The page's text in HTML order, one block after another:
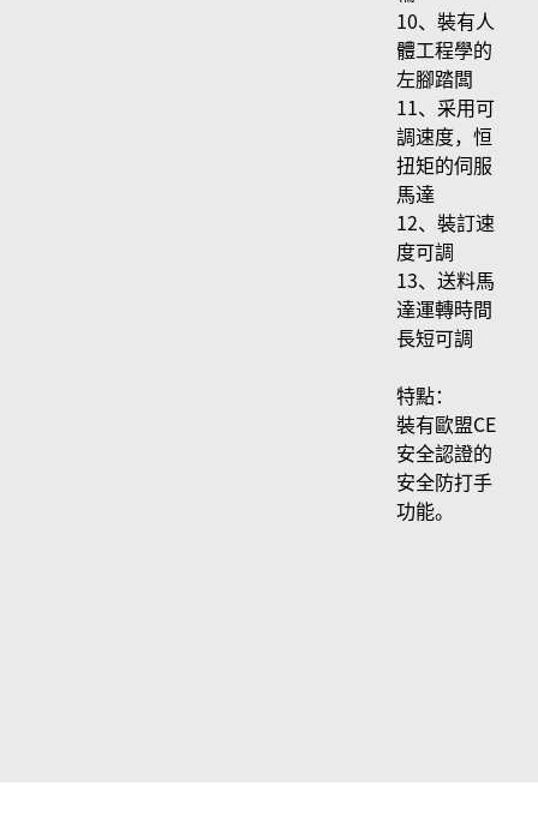
10、裝有人
體工程學的
左腳踏闆
11、采用可
調速度，恒
扭矩的伺服
馬達
12、裝訂速
度可調
13、送料馬
達運轉時間
長短可調
特點：
裝有歐盟CE
安全認證的
安全防打手
功能。